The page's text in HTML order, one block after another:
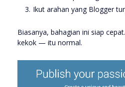
Ikut arahan yang Blogger
Biasanya, bahagian ini siap
kekok — itu normal.